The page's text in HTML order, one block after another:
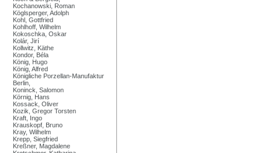
Kochanowski, Roman
Köglsperger, Adolph
Kohl, Gottfried
Kohlhoff, Wilhelm
Kokoschka, Oskar
Kolár, Jirí
Kollwitz, Käthe
Kondor, Béla
König, Hugo
König, Alfred
Königliche Porzellan-Manufaktur
Berlin,
Koninck, Salomon
Körnig, Hans
Kossack, Oliver
Kozik, Gregor Torsten
Kraft, Ingo
Krauskopf, Bruno
Kray, Wilhelm
Krepp, Siegfried
Kreßner, Magdalene